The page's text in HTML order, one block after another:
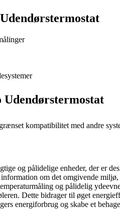
Udendørstermostat
kompatibilitet med andre
og pålidelige enheder, der er
om det omgivende
og pålidelig
Dette bidrager til øget
energiforbrug og skabe et